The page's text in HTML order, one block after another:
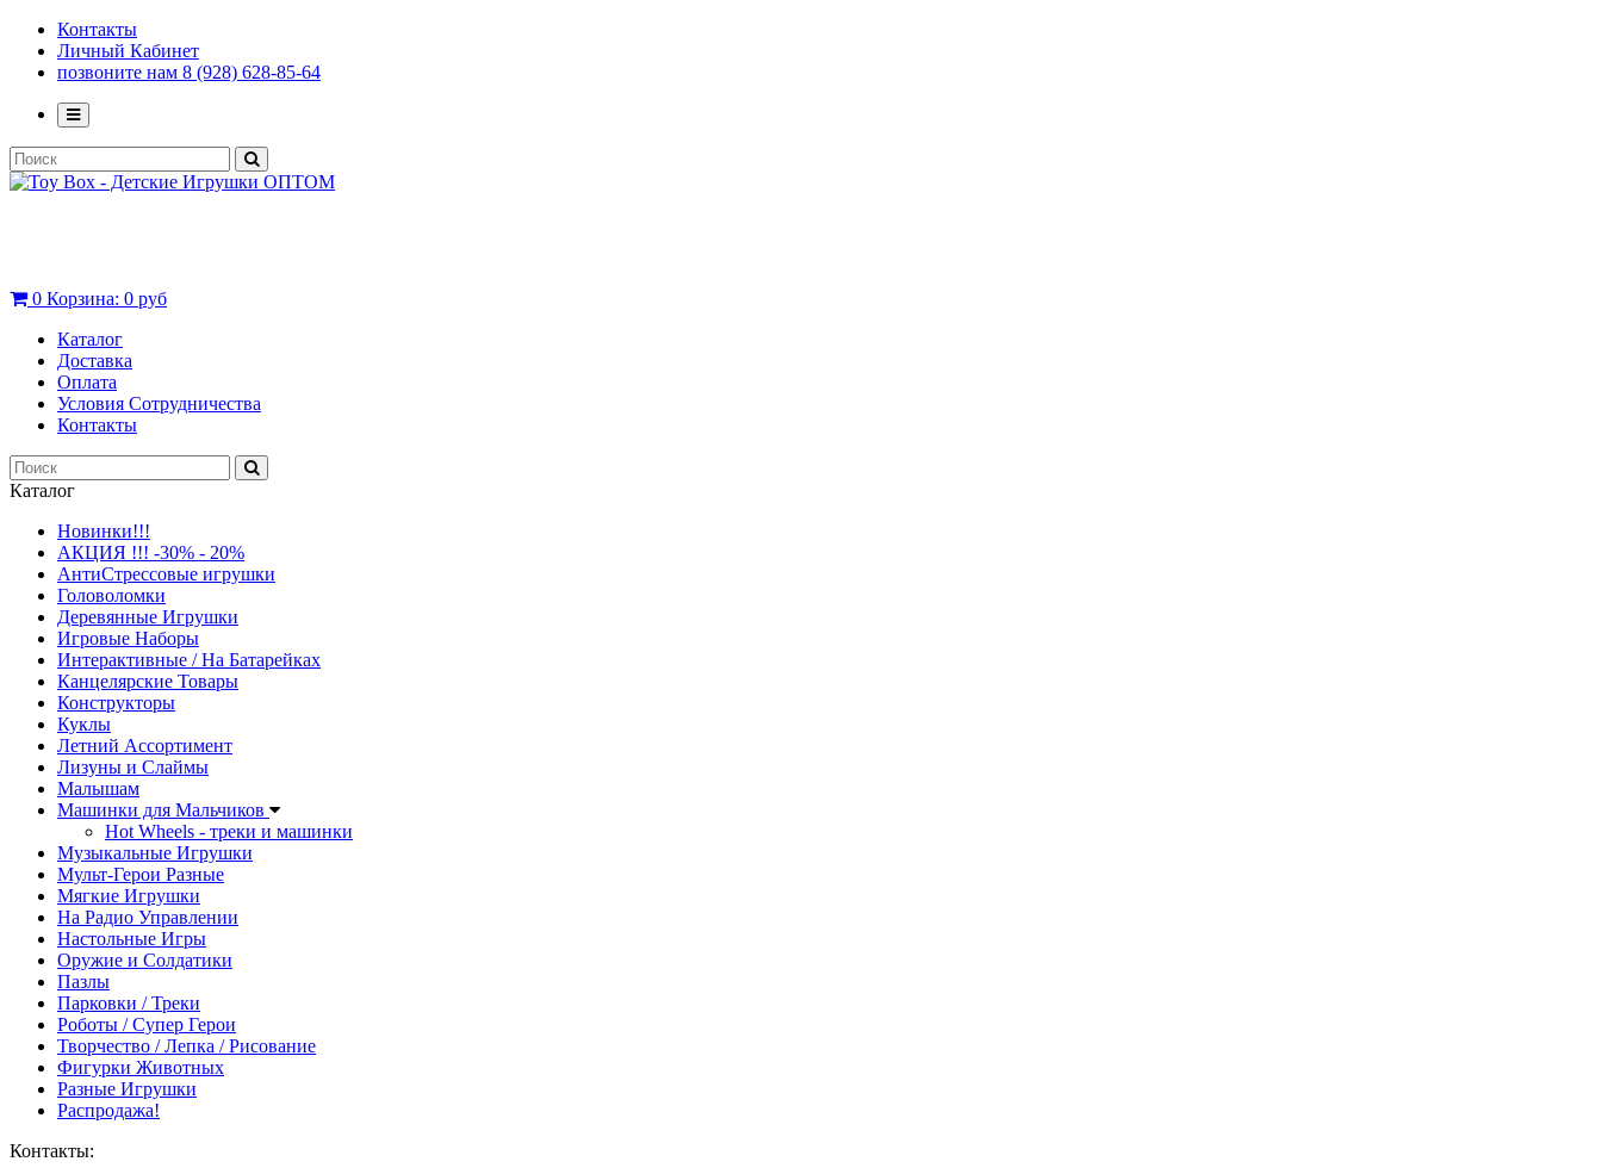
Контакты
Личный Кабинет
позвоните нам 8 (928) 628-85-64
0 Корзина: 0 руб
Каталог
Доставка
Оплата
Условия Сотрудничества
Контакты
Каталог
Новинки!!!
АКЦИЯ !!! -30% - 20%
АнтиСтрессовые игрушки
Головоломки
Деревянные Игрушки
Игровые Наборы
Интерактивные / На Батарейках
Канцелярские Товары
Конструкторы
Куклы
Летний Ассортимент
Лизуны и Слаймы
Малышам
Машинки для Мальчиков
Hot Wheels - треки и машинки
Музыкальные Игрушки
Мульт-Герои Разные
Мягкие Игрушки
На Радио Управлении
Настольные Игры
Оружие и Солдатики
Пазлы
Парковки / Треки
Роботы / Супер Герои
Творчество / Лепка / Рисование
Фигурки Животных
Разные Игрушки
Распродажа!
Контакты: